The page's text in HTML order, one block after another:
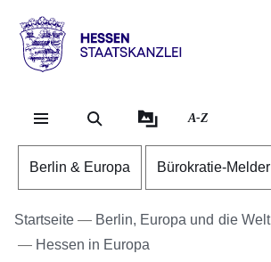
Hessen
Staatskanzlei
A-Z
Berlin & Europa Bürokratie-Melder
Startseite
Berlin, Europa und die Welt
Hessen in Europa